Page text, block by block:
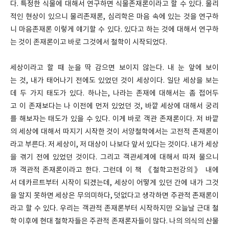
다. 특정한 식물에 대해서 연구하면 식물존재론이라고 할 수 있다. 물리
적인 현상이 있으니 물리존재론, 심리학은 마음 속에 있는 것을 연구하
니 마음존재론 이렇게 얘기할 수 있다. 있다고 하는 것에 대해서 연구하
는 것이 존재론이고 바로 그것에서 철학이 시작되었다.
세상이라고 할 때 눈을 딱 감으면 보이지 않는다. 내 눈 앞에 보이
는 것, 내가 태어나기 전에도 있었던 것이 세상이다. 일단 세상을 보는
데 두 가지 태도가 있다. 하나는, 나라는 존재에 대해서는 좀 접어두
고 이 존재보다는 나 이전에 먼저 있었던 것, 바깥 세상에 대해서 궁리
를 해보자는 태도가 있을 수 있다. 이게 바로 객관 존재론이다. 저 바깥
의 세상에 대해서 따지기 시작한 것이 서양철학에서는 고전적 존재론이
라고 부른다. 저 세상이, 저 대상이 나보다 앞서 있다는 것이다. 내가 세상
을 겪기 전에 있었던 것이다. 그리고 객관세계에 대해서 따져 물으니
까 객관적 존재론이라고 한다. 그런데 이 책 《철학고전강의》 내에
서 데카르트부터 시작이 되겠는데, 세상이 어떻게 있던 간에 내가 그것
을 알지 못하면 세상은 무의미하다, 덧없다고 생각하면 주관적 존재론이
라고 할 수 있다. 우리는 객관적 존재론부터 시작하지만 오늘날 근대 철
학 이후에 현대 철학자들은 주관적 존재론자들이 많다. 나의 의식의 산물